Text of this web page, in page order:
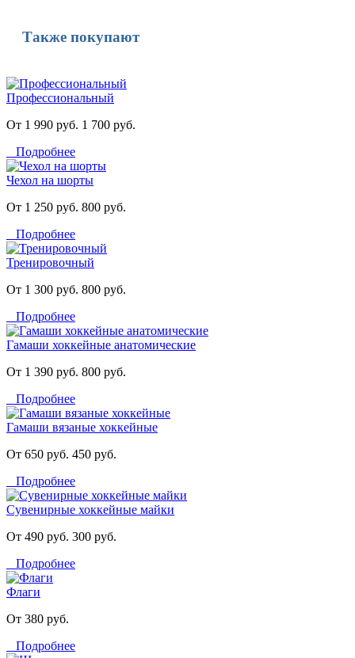
Также покупают
Профессиональный
От 1 990 руб. 1 700 руб.
Подробнее
Чехол на шорты
От 1 250 руб. 800 руб.
Подробнее
Тренировочный
От 1 300 руб. 800 руб.
Подробнее
Гамаши хоккейные анатомические
От 1 390 руб. 800 руб.
Подробнее
Гамаши вязаные хоккейные
От 650 руб. 450 руб.
Подробнее
Сувенирные хоккейные майки
От 490 руб. 300 руб.
Подробнее
Флаги
От 380 руб.
Подробнее